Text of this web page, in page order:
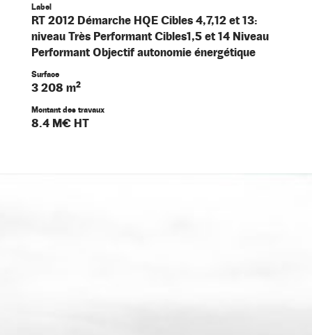
Label
RT 2012 Démarche HQE Cibles 4,7,12 et 13:
niveau Très Performant Cibles1,5 et 14 Niveau
Performant Objectif autonomie énergétique
Surface
3 208 m²
Montant des travaux
8.4 M€ HT